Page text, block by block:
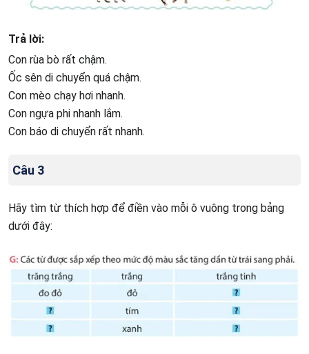
Trả lời:
Con rùa bò rất chậm.
Ốc sên di chuyển quá chậm.
Con mèo chạy hơi nhanh.
Con ngựa phi nhanh lắm.
Con báo di chuyển rất nhanh.
Câu 3
Hãy tìm từ thích hợp để điền vào mỗi ô vuông trong bảng
dưới đây: